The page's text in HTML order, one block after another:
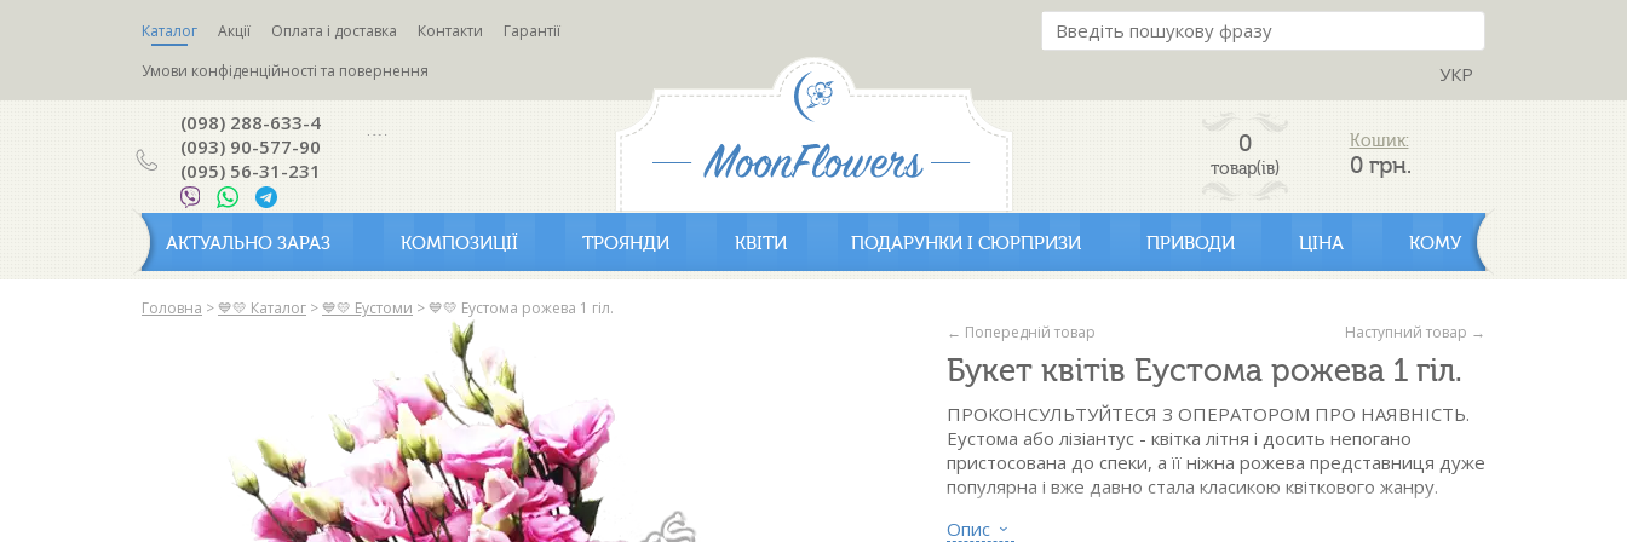
Каталог Акції Оплата і доставка Контакти
Гарантії
Умови конфіденційності та повернення
УКР
(098) 288-633-4
(093) 90-577-90
(095) 56-31-231
0
товар(ів)
Кошик:
0 грн.
АКТУАЛЬНО ЗАРАЗ КОМПОЗИЦІЇ ТРОЯНДИ КВІТИ ПОДАРУНКИ І СЮРПРИЗИ ПРИВОДИ ЦІНА КОМУ
Головна > 💙💛 Каталог > 💙💛 Еустоми > 💙💛 Еустома рожева 1 гіл.
Наступний товар →
← Попередній товар
Букет квітів Еустома рожева 1 гіл.
ПРОКОНСУЛЬТУЙТЕСЯ З ОПЕРАТОРОМ ПРО НАЯВНІСТЬ.
Еустома або лізіантус - квітка літня і досить непогано
пристосована до спеки, а її ніжна рожева представниця дуже
популярна і вже давно стала класикою квіткового жанру.
Опис